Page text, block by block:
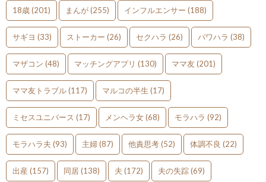
18歳(201) まんが(255) インフルエンサー (188)
サギヨ (33) ストーカー (26) セクハラ (26) パワハラ (38)
マザコン (48) マッチングアプリ (130) ママ友(201)
ママ友トラブル(117) マルコの半生 (17)
ミセスユニバース (17) メンヘラ女(68) モラハラ (92)
モラハラ夫 (93) 主婦(87) 他責思考(52) 体調不良 (22)
出産 (157) 同居(138) 夫 (172) 夫の失踪(69)